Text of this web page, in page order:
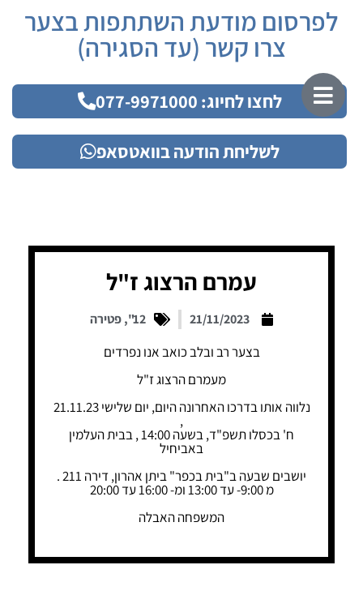
לפרסום מודעת השתתפות בצער
צרו קשר (עד הסגירה)
לחצו לחיוג: 077-9971000
לשליחת הודעה בוואטסאפ
עמרם הרצוג ז"ל
21/11/2023
12"
,פטירה
בצער רב ובלב כואב אנו נפרדים
מעמרם הרצוג ז"ל
נלווה אותו בדרכו האחרונה היום, יום שלישי 21.11.23
,
ח' בכסלו תשפ"ד, בשעה 14:00 , בבית העלמין
באביחיל
יושבים שבעה ב"בית בכפר" ביתן אהרון, דירה 211 .
מ 9:00- עד 13:00 ומ- 16:00 עד 20:00
המשפחה האבלה